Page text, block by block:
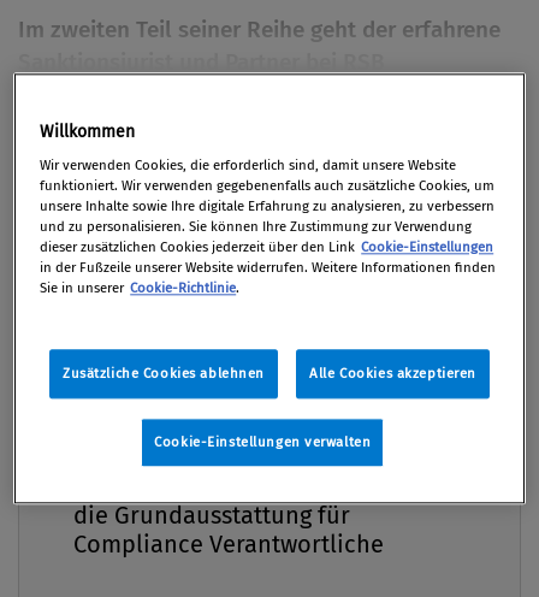
Im zweiten Teil seiner Reihe geht der erfahrene
wichtigen Punkt des „Return of Realism“ als
wichtigen Faktor für die sich zunehmend
verändernde geopolitisch und geoökonomische
Weltordnung ein und beantwortet die Frage, was
dies nun für international tätige Unternehmen
bedeutet.
VonMag. Olivier Scherlofsky
17. März 2025
staatlichen Verhaltens Um unternehmerisch
hinsichtlich Geopolitik orientierungsfähig sein zu
Compliance Praxis Premium
die Grundausstattung für
Compliance Verantwortliche
Willkommen
Wir verwenden Cookies, die erforderlich sind, damit unsere Website
funktioniert. Wir verwenden gegebenenfalls auch zusätzliche Cookies, um
unsere Inhalte sowie Ihre digitale Erfahrung zu analysieren, zu verbessern
und zu personalisieren. Sie können Ihre Zustimmung zur Verwendung
dieser zusätzlichen Cookies jederzeit über den Link Cookie-Einstellungen
in der Fußzeile unserer Website widerrufen. Weitere Informationen finden
Sie in unserer Cookie-Richtlinie.
Zusätzliche Cookies ablehnen Alle Cookies akzeptieren
Cookie-Einstellungen verwalten